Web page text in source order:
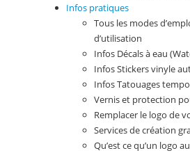
Infos pratiques
Tous les modes
d’utilisation
Infos Décals à eau
Infos Stickers vinyle
Infos Tatouages
Vernis et protection
Remplacer le logo de
Services de création
Qu’est ce qu’un logo